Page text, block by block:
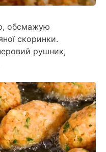
обсмажую
скоринки.
рушник,